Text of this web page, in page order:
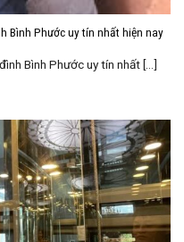
Bình Phước uy tín nhất hiện nay
Bình Phước uy tín nhất [...]